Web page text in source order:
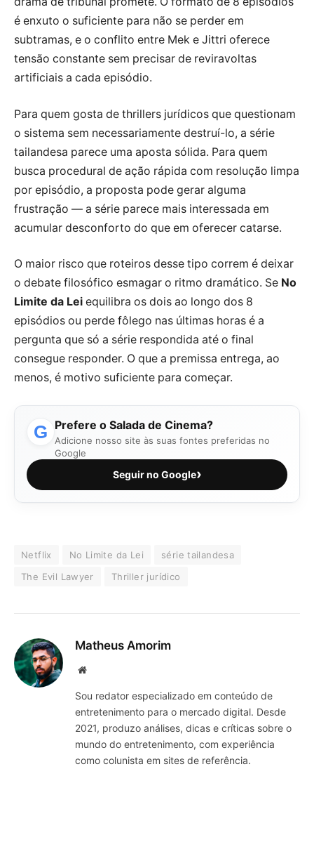
é enxuto o suficiente para não se perder em
subtramas, e o conflito entre Mek e Jittri oferece
tensão constante sem precisar de reviravoltas
artificiais a cada episódio.
Para quem gosta de thrillers jurídicos que questionam
o sistema sem necessariamente destruí-lo, a série
tailandesa parece uma aposta sólida. Para quem
busca procedural de ação rápida com resolução limpa
por episódio, a proposta pode gerar alguma
frustração — a série parece mais interessada em
acumular desconforto do que em oferecer catarse.
O maior risco que roteiros desse tipo correm é deixar
o debate filosófico esmagar o ritmo dramático. Se No
Limite da Lei equilibra os dois ao longo dos 8
episódios ou perde fôlego nas últimas horas é a
pergunta que só a série respondida até o final
consegue responder. O que a premissa entrega, ao
menos, é motivo suficiente para começar.
G Prefere o Salada de Cinema?
Adicione nosso site às suas fontes preferidas no
Google
Seguir no Google›
Netflix No Limite da Lei
série tailandesa
The Evil Lawyer
Thriller jurídico
Matheus Amorim
Website
Sou redator especializado em conteúdo de
entretenimento para o mercado digital. Desde
2021, produzo análises, dicas e críticas sobre o
mundo do entretenimento, com experiência
como colunista em sites de referência.